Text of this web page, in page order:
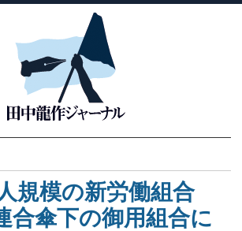
規模の新労働組合
合傘下の御用組合に